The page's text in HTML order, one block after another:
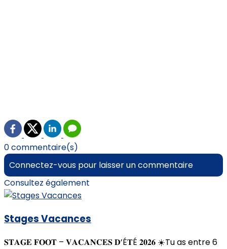
0 commentaire(s)
Connectez-vous pour laisser un commentaire
Consultez également
Stages Vacances
𝐒𝐓𝐀𝐆𝐄 𝐅𝐎𝐎𝐓 – 𝐕𝐀𝐂𝐀𝐍𝐂𝐄𝐒 𝐃’É𝐓É 𝟐𝟎𝟐𝟔 ☀️Tu as entre 6